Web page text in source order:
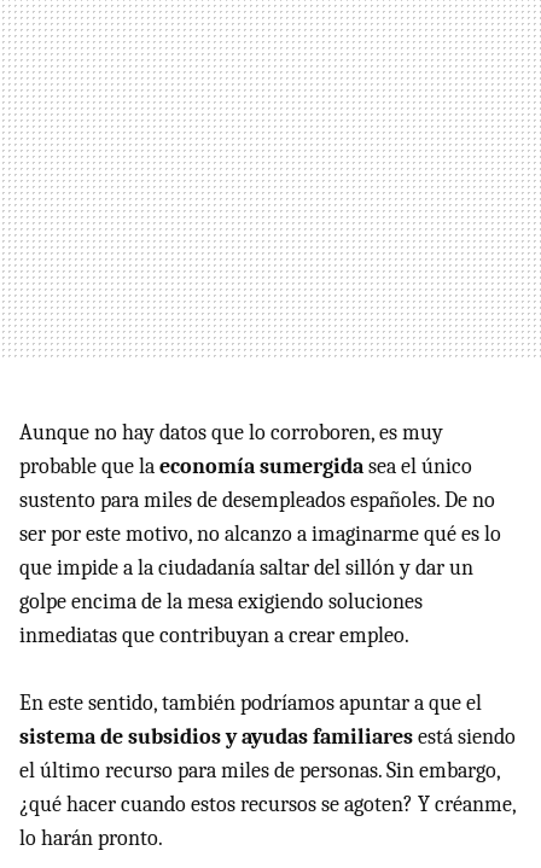
Aunque no hay datos que lo corroboren, es muy
probable que laeconomía sumergidasea el único
sustento para miles de desempleados españoles. De no
ser por este motivo, no alcanzo a imaginarme qué es lo
que impide a la ciudadanía saltar del sillón y dar un
golpe encima de la mesa exigiendo soluciones
inmediatas que contribuyan a crear empleo.
En este sentido, también podríamos apuntar a que el
sistema de subsidios y ayudas familiaresestá siendo
el último recurso para miles de personas. Sin embargo,
¿qué hacer cuando estos recursos se agoten? Y créanme,
lo harán pronto.